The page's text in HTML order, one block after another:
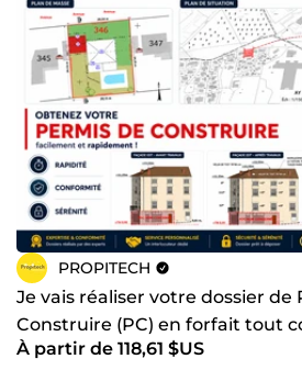
PROPITECH
Je vais réaliser votre dossier de
Construire (PC) en forfait tout
À partir de 118,61 $US